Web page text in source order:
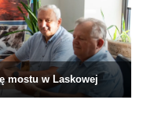
mostu w Laskowej